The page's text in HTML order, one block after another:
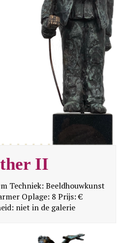
II
Techniek: Beeldhouwkunst
Oplage: 8 Prijs: €
niet in de galerie